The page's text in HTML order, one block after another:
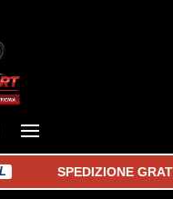
SPEDIZIONE